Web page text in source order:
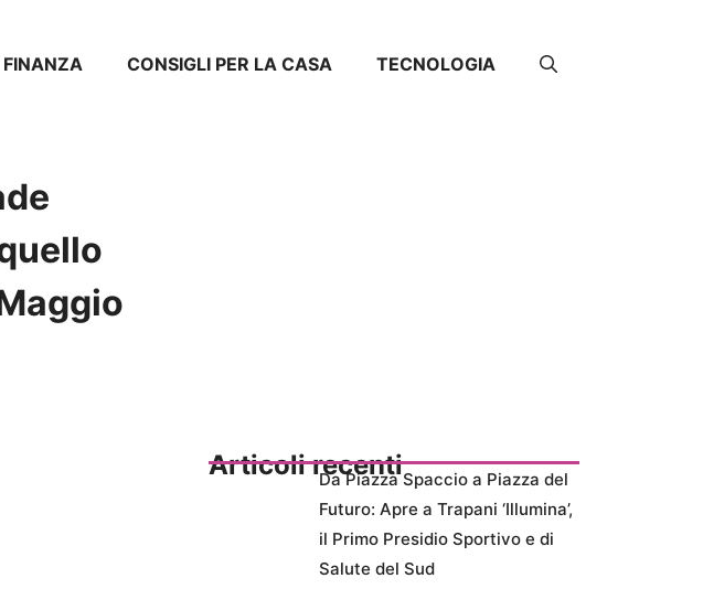
FINANZA CONSIGLI PER LA CASA TECNOLOGIA
Articoli recentiDa Piazza Spaccio a Piazza del
Futuro: Apre a Trapani ‘Illumina’,
il Primo Presidio Sportivo e di
Salute del Sud